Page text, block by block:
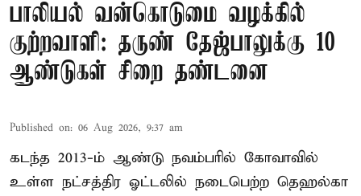
பாலியல் வன்கொடுமை வழக்கில்
குற்றவாளி: தருண் தேஜ்பாலுக்கு 10
ஆண்டுகள் சிறை தண்டனை
Published on: 06 Aug 2026, 9:37 am
கடந்த 2013-ம் ஆண்டு நவம்பரில் கோவாவில்
உள்ள நட்சத்திர ஓட்டலில் நடைபெற்ற தெஹல்கா